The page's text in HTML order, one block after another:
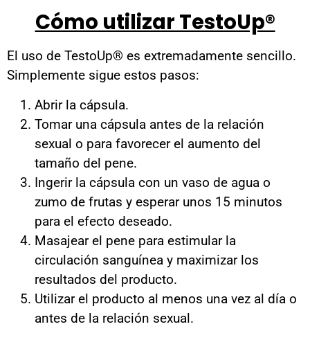
Cómo utilizar TestoUp®
El uso de TestoUp® es extremadamente sencillo.
Simplemente sigue estos pasos:
Abrir la cápsula.
Tomar una cápsula antes de la relación
sexual o para favorecer el aumento del
tamaño del pene.
Ingerir la cápsula con un vaso de agua o
zumo de frutas y esperar unos 15 minutos
para el efecto deseado.
Masajear el pene para estimular la
circulación sanguínea y maximizar los
resultados del producto.
Utilizar el producto al menos una vez al día o
antes de la relación sexual.